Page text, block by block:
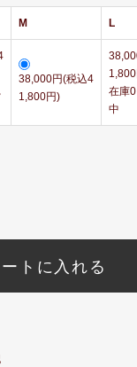
M L
38,000円(税込4
1,800円)
在庫
中
トに入れる